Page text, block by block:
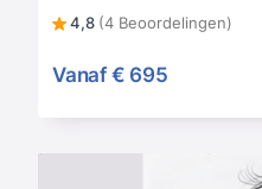
4,8 (4 Beoordelingen)
Vanaf € 695